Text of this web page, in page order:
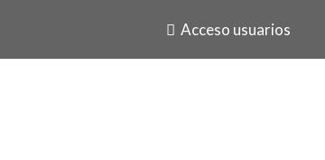
Acceso usuarios